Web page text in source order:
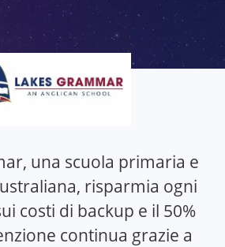
una scuola primaria e
risparmia ogni
costi di backup e il 50%
continua grazie a